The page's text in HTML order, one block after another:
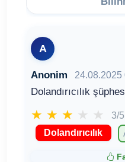
A
Anonim 24.08.2025
Dolandırıcılık
★ ★ ★ ★ ★ 3/5
Dolandırıcılık